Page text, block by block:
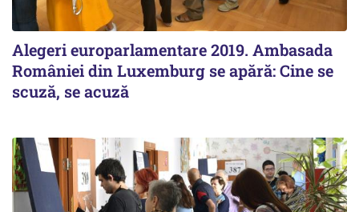
Alegeri europarlamentare 2019. Ambasada
României din Luxemburg se apără: Cine se
scuză, se acuză